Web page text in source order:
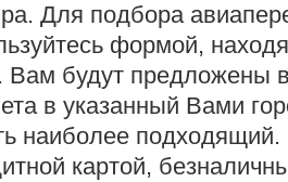
Для подбора
формой,
Вам будут предложены
в указанный Вами
наиболее подходящий.
картой,